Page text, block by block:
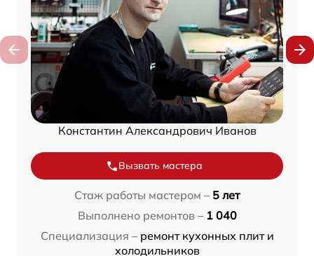
Константин Александрович Иванов
Вызвать мастера
Стаж работы мастером – 5 лет
Выполнено ремонтов – 1 040
Специализация – ремонт кухонных плит и
холодильников